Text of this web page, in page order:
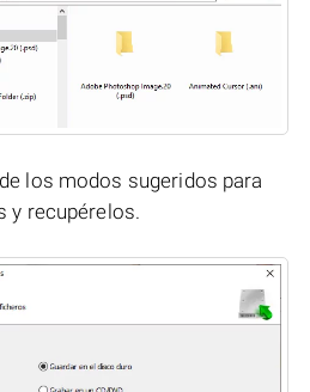
los modos sugeridos para
y recupérelos.